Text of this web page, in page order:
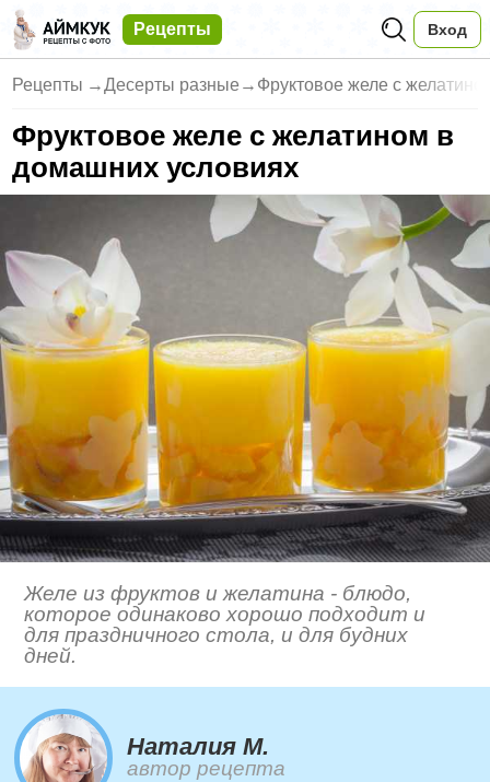
Рецепты Вход
Рецепты →Десерты разные → Фруктовое желе с
Фруктовое желе с желатином в
домашних условиях
Желе из фруктов и желатина - блюдо,
которое одинаково хорошо подходит и
для праздничного стола, и для будних
дней.
Наталия М.
автор рецепта